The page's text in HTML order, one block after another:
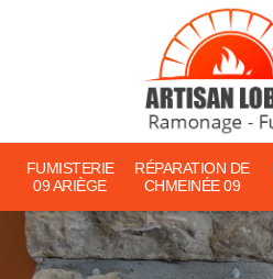
FUMISTERIE
09 ARIÈGE
RÉPARATION DE
CHMEINÉE 09